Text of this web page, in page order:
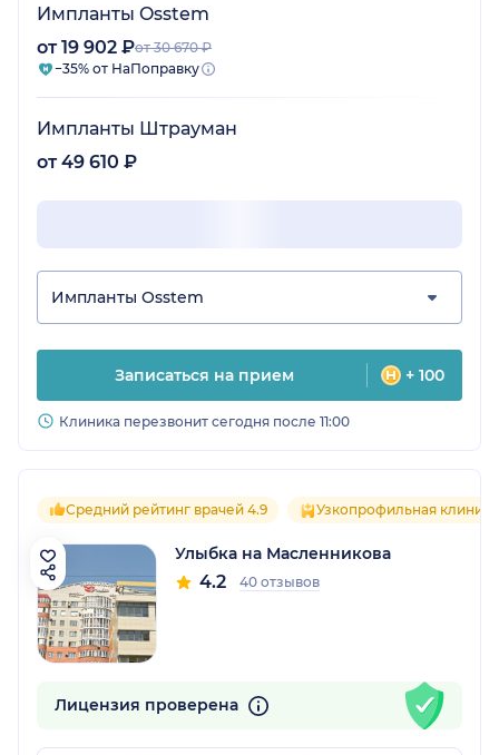
Импланты Osstem
от 19 902 ₽от 30 670 ₽
−35% от НаПоправку
Импланты Штрауман
от 49 610 ₽
Импланты Osstem
Записаться на прием + 100
Клиника перезвонит сегодня после 11:00
Средний рейтинг врачей 4.9 Узкопрофильная клиника
Улыбка на Масленникова
4.2 40 отзывов
Лицензия проверена